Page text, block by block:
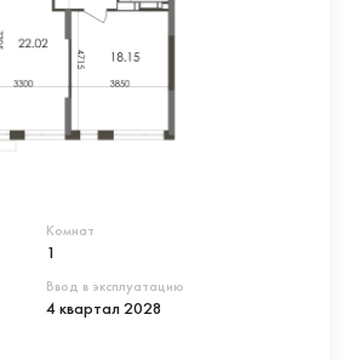
Комнат
1
Ввод в эксплуатацию
4 квартал 2028